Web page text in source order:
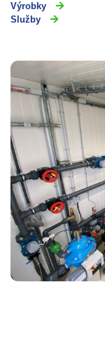
Výrobky
Služby